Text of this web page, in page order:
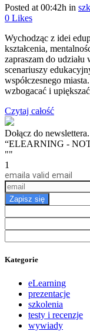
Posted at 00:42h in
0 Likes
Wychodząc z idei
kształcenia,
zapraszam do
scenariuszy
współczesnego
wzbogacać i
Czytaj całość
Dołącz do
“ELEARNING -
""
1
email a valid email
Zapisz się
Kategorie
eLearning
prezentacje
szkolenia
testy i recenzje
wywiady